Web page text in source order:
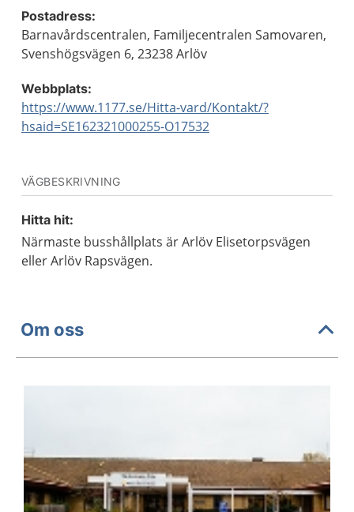
Postadress:
Barnavårdscentralen, Familjecentralen Samovaren,
Svenshögsvägen 6, 23238 Arlöv
Webbplats:
https://www.1177.se/Hitta-vard/Kontakt/?
hsaid=SE162321000255-O17532
VÄGBESKRIVNING
Hitta hit:
Närmaste busshållplats är Arlöv Elisetorpsvägen
eller Arlöv Rapsvägen.
Om oss